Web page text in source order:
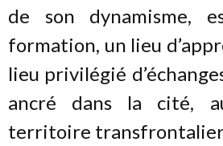
de son dynamisme,
formation, un lieu
lieu privilégié
ancré dans la cité,
territoire